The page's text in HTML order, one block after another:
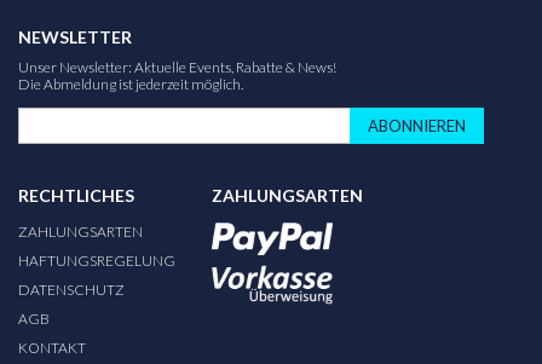
NEWSLETTER
Unser Newsletter: Aktuelle Events, Rabatte & News!
Die Abmeldung ist jederzeit möglich.
ABONNIEREN
RECHTLICHES
ZAHLUNGSARTEN
HAFTUNGSREGELUNG
DATENSCHUTZ
AGB
KONTAKT
ZAHLUNGSARTEN